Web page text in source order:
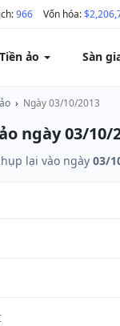
966 Vốn hóa:
Tiền ảo Sàn
› Ngày 03/10/2013
ngày 03/10/
lại vào ngày 03/